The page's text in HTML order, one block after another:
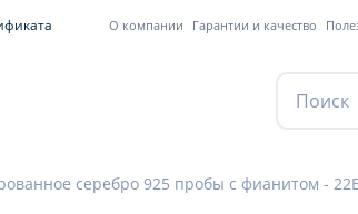
О компании Гарантии и качество
серебро 925 пробы с фианитом -